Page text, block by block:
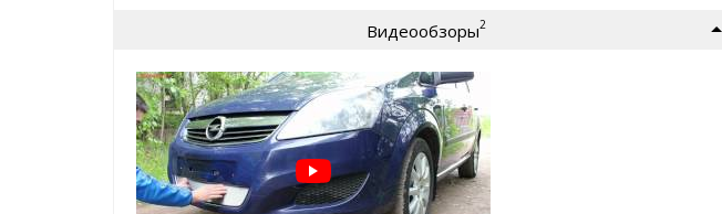
Защита радиатора для Opel Zafira B (2008-2014) рестайл | Стандарт
легко устанавливаетсябез снятия бампера
не мешает воздушным потокам
добавит эксклюзивности внешнему виду Вашего авто
а главное:реально защитит ваш радиатор !
Видеообзоры2